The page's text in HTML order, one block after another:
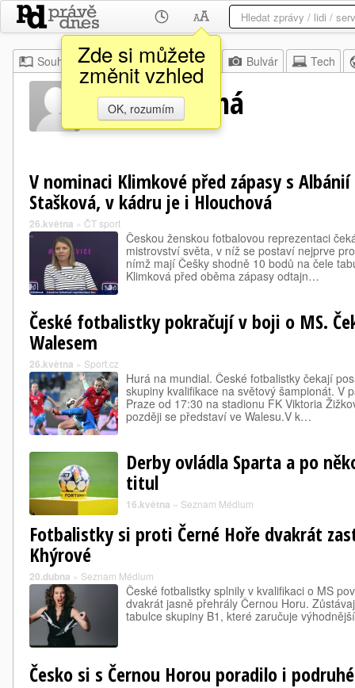
Zde si můžete
změnit vzhled
OK, rozumím
Souhrn Moje Z domova Bulvár Tech
Franny Černá
V nominaci Klimkové před zápasy s
Stašková, v kádru je i Hlouchová
26.května » ČT sport
Českou ženskou fotbalovou reprezentaci
mistrovství světa, v níž se postaví nejprve
nímž mají Češky shodně 10 bodů na čele
Klimková před oběma zápasy odtajn…
České fotbalistky pokračují v boji o MS.
Walesem
26.května » Sport.cz
Hurá na mundial. České fotbalistky čekají
skupiny kvalifikace na světový šampionát. V
Praze od 17:30 na stadionu FK Viktoria
později se představí ve Walesu.V k…
Derby ovládla Sparta a po
titul
16.května » Seznam Médium
Fotbalistky si proti Černé Hoře dvakrát
Khýrové
20.dubna » Seznam Médium
České fotbalistky splnily v kvalifikaci o MS
dvakrát jasně přehrály Černou Horu.
tabulce skupiny B1, které zaručuje
Česko si s Černou Horou poradilo i